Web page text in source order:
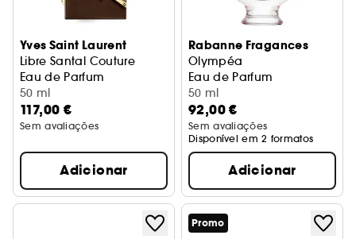
Yves Saint Laurent
Libre Santal Couture
Eau de Parfum
50 ml
117,00 €
Sem avaliações
Adicionar
Rabanne Fragances
Olympéa
Eau de Parfum
50 ml
92,00 €
Sem avaliações
Disponível em 2 formatos
Adicionar
Promo